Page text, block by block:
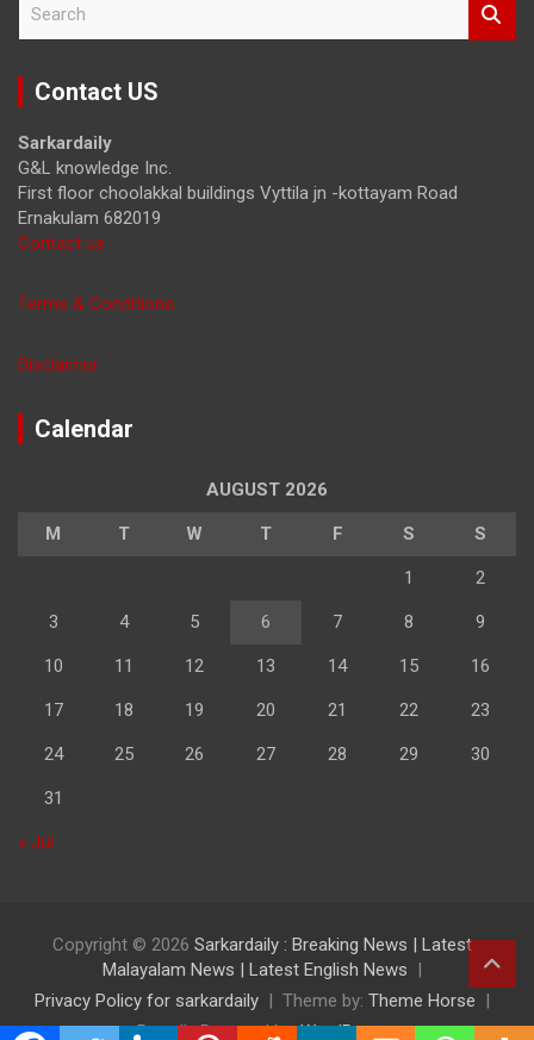
r
Contact US
Sarkardaily
G&L knowledge Inc.
First floor choolakkal buildings Vyttila jn -kottayam Road
Ernakulam 682019
Contact us
Terms & Conditions
Disclaimer
Calendar
AUGUST 2026
M T W T F S S
1 2
3 4 5 6 7 8 9
10 11 12 13 14 15 16
17 18 19 20 21 22 23
24 25 26 27 28 29 30
31
« Jul
Copyright © 2026 Sarkardaily : Breaking News | Latest
Malayalam News | Latest English News
Privacy Policy for sarkardaily
Theme by: Theme Horse
Proudly Powered by:WordPress